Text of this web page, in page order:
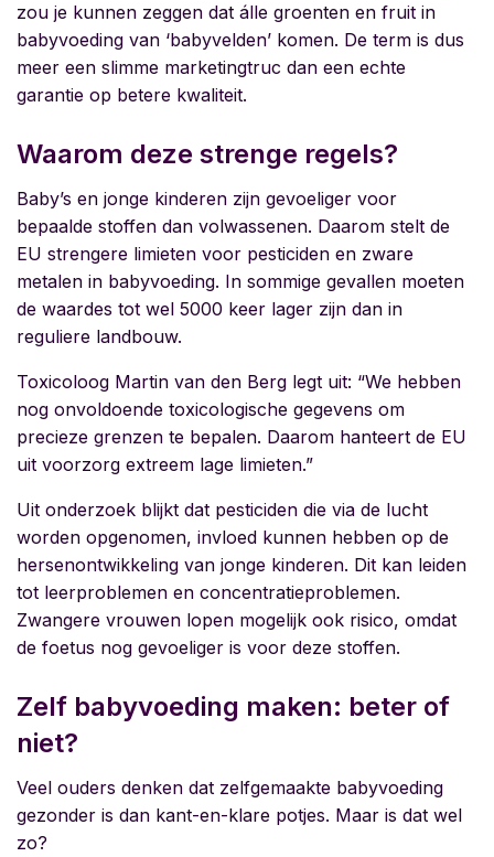
zou je kunnen zeggen dat álle groenten en fruit in
babyvoeding van ‘babyvelden’ komen. De term is dus
meer een slimme marketingtruc dan een echte
garantie op betere kwaliteit.
Waarom deze strenge regels?
Baby’s en jonge kinderen zijn gevoeliger voor
bepaalde stoffen dan volwassenen. Daarom stelt de
EU strengere limieten voor pesticiden en zware
metalen in babyvoeding. In sommige gevallen moeten
de waardes tot wel 5000 keer lager zijn dan in
reguliere landbouw.
Toxicoloog Martin van den Berg legt uit: “We hebben
nog onvoldoende toxicologische gegevens om
precieze grenzen te bepalen. Daarom hanteert de EU
uit voorzorg extreem lage limieten.”
Uit onderzoek blijkt dat pesticiden die via de lucht
worden opgenomen, invloed kunnen hebben op de
hersenontwikkeling van jonge kinderen. Dit kan leiden
tot leerproblemen en concentratieproblemen.
Zwangere vrouwen lopen mogelijk ook risico, omdat
de foetus nog gevoeliger is voor deze stoffen.
Zelf babyvoeding maken: beter of
niet?
Veel ouders denken dat zelfgemaakte babyvoeding
gezonder is dan kant-en-klare potjes. Maar is dat wel
zo?